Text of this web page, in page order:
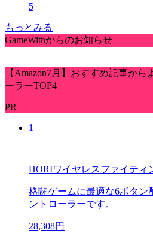
5
もっとみる
GameWithからのお知らせ
【Amazon7月】おすすめ記事か
ーラーTOP4
PR
1
HORIワイヤレスファイティ
格闘ゲームに最適な6ボタン
ントローラーです。
28,308円